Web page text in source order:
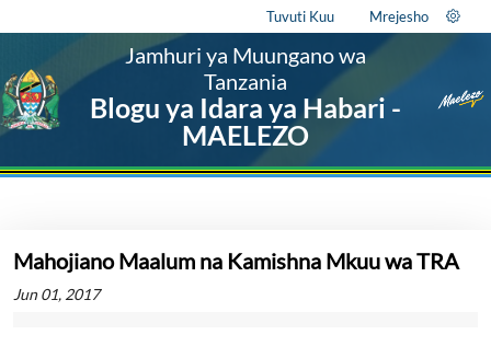
Tuvuti Kuu Mrejesho
Jamhuri ya Muungano wa
Tanzania
Blogu ya Idara ya Habari -
MAELEZO
Mahojiano Maalum na Kamishna Mkuu wa TRA
Jun 01, 2017